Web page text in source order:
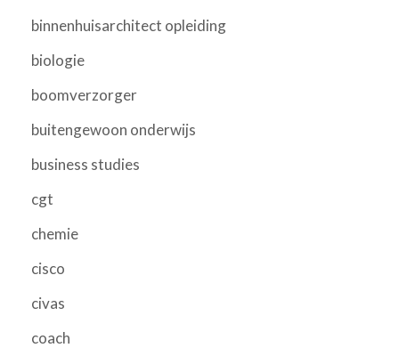
binnenhuisarchitect opleiding
biologie
boomverzorger
buitengewoon onderwijs
business studies
cgt
chemie
cisco
civas
coach